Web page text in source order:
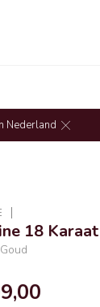
Nederland
18